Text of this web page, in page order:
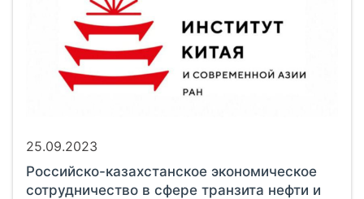
25.09.2023
Российско-казахстанское экономическое
сотрудничество в сфере транзита нефти и